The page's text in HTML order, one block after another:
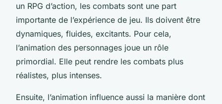
un RPG d’action, les combats sont une part
importante de l’expérience de jeu. Ils doivent être
dynamiques, fluides, excitants. Pour cela,
l’animation des personnages joue un rôle
primordial. Elle peut rendre les combats plus
réalistes, plus intenses.
Ensuite, l’animation influence aussi la manière dont